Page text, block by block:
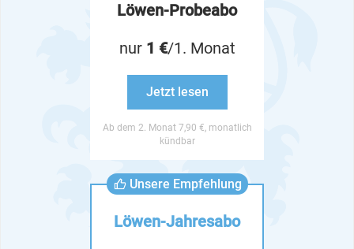
Löwen-Probeabo
nur 1 €/1. Monat
Jetzt lesen
Ab dem 2. Monat 7,90 €, monatlich
kündbar
Unsere Empfehlung
Löwen-Jahresabo